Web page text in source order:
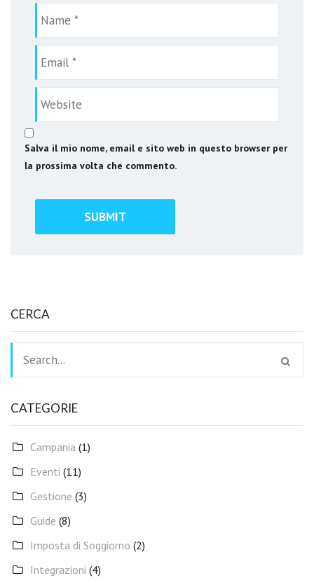
Salva il mio nome, email e sito web in questo browser per
la prossima volta che commento.
CERCA
CATEGORIE
Campania (1)
Eventi (11)
Gestione (3)
Guide (8)
Imposta di Soggiorno (2)
Integrazioni (4)